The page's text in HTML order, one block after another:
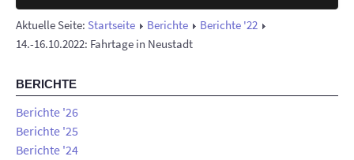
NEUIGKEITEN
BERICHTE
ÜBER UNS
Aktuelle Seite: Startseite Berichte
Berichte '22
14.-16.10.2022: Fahrtage in Neustadt
BERICHTE
Berichte '26
Berichte '25
Berichte '24